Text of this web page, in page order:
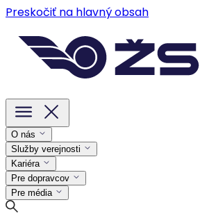
Preskočiť na hlavný obsah
O nás
Služby verejnosti
Kariéra
Pre dopravcov
Pre média